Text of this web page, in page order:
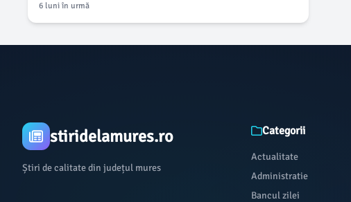
6 luni în urmă
stiridelamures.ro
Știri de calitate din județul mures
Categorii
Actualitate
Administratie
Bancul zilei